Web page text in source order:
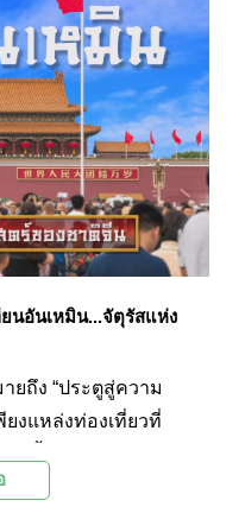
ยนอันเหมิน...จัตุรัสแห่ง
ยถึง “ประตูสู่ความ
ยงแหล่งท่องเที่ยวที่
อหลายครั้ง ทั้งการ